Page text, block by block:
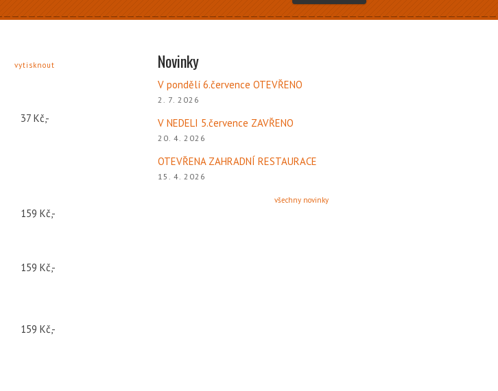
vytisknout
37 Kč,-
159 Kč,-
159 Kč,-
159 Kč,-
Novinky
V pondělí 6.července OTEVŘENO
2. 7. 2026
V NEDELI 5.července ZAVŘENO
20. 4. 2026
OTEVŘENA ZAHRADNÍ RESTAURACE
15. 4. 2026
všechny novinky